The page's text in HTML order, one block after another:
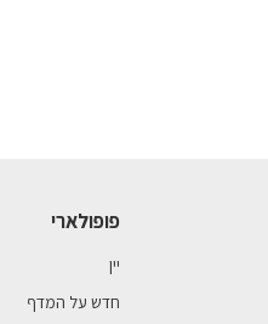
פופולארי
יין
חדש על המדף